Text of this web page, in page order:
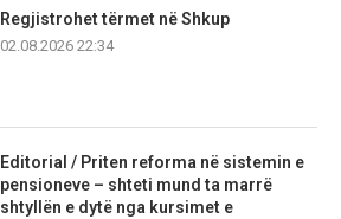
Regjistrohet tërmet në Shkup
02.08.2026 22:34
Editorial / Priten reforma në sistemin e
pensioneve – shteti mund ta marrë
shtyllën e dytë nga kursimet e